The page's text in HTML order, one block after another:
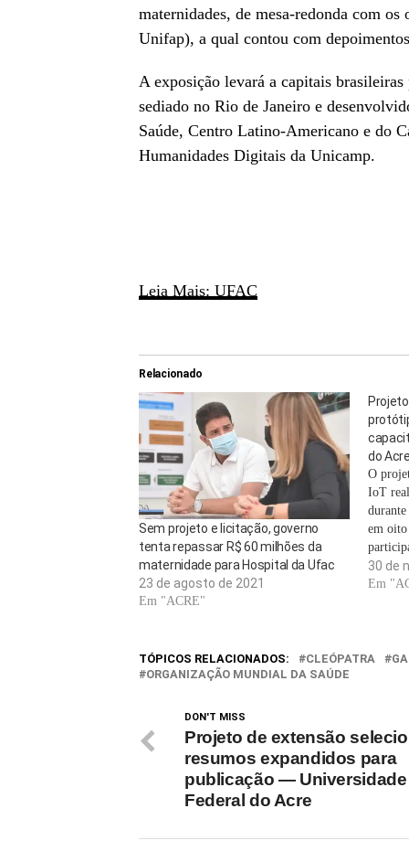
maternidades, de mesa-redonda com
Unifap), a qual contou com
A exposição levará a capitais
sediado no Rio de Janeiro e
Saúde, Centro Latino-Americano e do
Humanidades Digitais da Unicamp.
Leia Mais: UFAC
Relacionado
Sem projeto e licitação, governo
tenta repassar R$ 60 milhões da
maternidade para Hospital da Ufac
23 de agosto de 2021
Em "ACRE"
do
O
IoT
em
30 de
Em
TÓPICOS RELACIONADOS: CLEÓPATRA
ORGANIZAÇÃO MUNDIAL DA SAÚDE
DON'T MISS
Projeto de extensão
resumos expandidos para
publicação — Universidade
Federal do Acre